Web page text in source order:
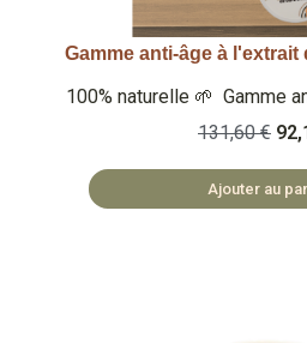
Aperçu
100% naturelle 🌱 Gamme
🐌 - Gel tonique
visage (25 ml) - Crème de
de nuit (50ml) - Crème
COSMÉTIQUES
131,60 €
Ajouter au